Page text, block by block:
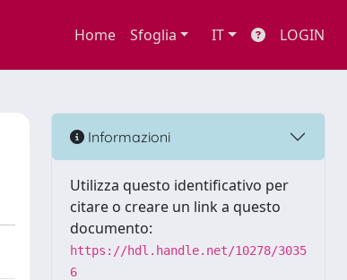
Home Sfoglia IT LOGIN
Informazioni
Utilizza questo identificativo per
citare o creare un link a questo
documento:
https://hdl.handle.net/10278/3035
6